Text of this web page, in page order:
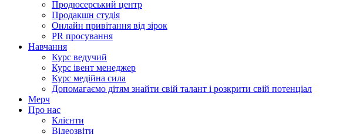
Продюсерський центр
Продакшн студія
Онлайн привітання від зірок
PR просування
Навчання
Курс ведучий
Курс івент менеджер
Курс медійна сила
Допомагаємо дітям знайти свій талант і розкрити свій потенціал
Мерч
Про нас
Клієнти
Відеозвіти